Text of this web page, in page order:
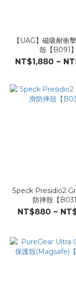
【UAG】磁吸耐衝
殼【B091】
NT$1,880 ~
Speck Presidio2
防摔殼【B031
NT$880 ~